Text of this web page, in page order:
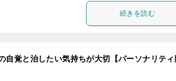
続きを読む
自覚と治したい気持ちが大切【パーソナリティ